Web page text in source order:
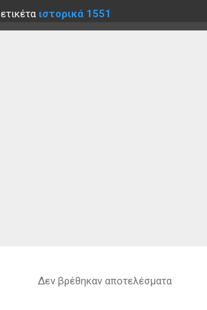
ιστορικά 1551
Δεν βρέθηκαν αποτελέσματα